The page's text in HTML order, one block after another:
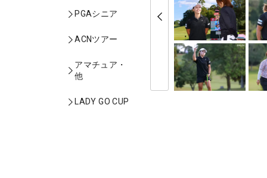
PGAシニア
ACNツアー
アマチュア・
他
LADY GO CUP